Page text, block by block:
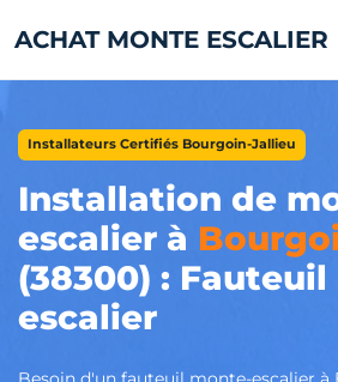
ACHAT MONTE ESCALIER
Installateurs Certifiés Bourgoin-Jallieu
Installation de
escalier à
(38300) :
escalier